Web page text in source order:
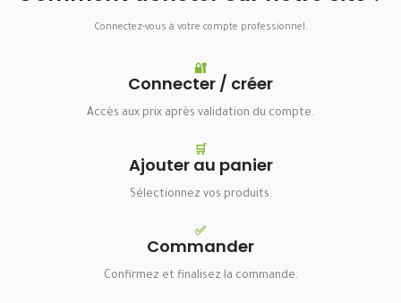
Connectez-vous à votre compte professionnel.
🔐
Connecter / créer
Accès aux prix après validation du compte.
🛒
Ajouter au panier
Sélectionnez vos produits.
✅
Commander
Confirmez et finalisez la commande.